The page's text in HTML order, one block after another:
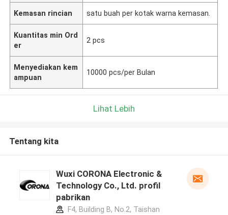
Kemasan rincian satu buah per kotak warna kemasan.
Kuantitas min Ord
er
2 pcs
Menyediakan kem
ampuan
10000 pcs/per Bulan
Lihat Lebih
Tentang kita
Wuxi CORONA Electronic &
Technology Co., Ltd. profil
pabrikan
F4, Building B, No.2, Taishan